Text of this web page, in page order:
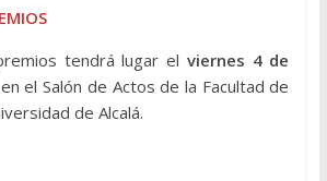
tendrá lugar el viernes 4 de
en el Salón de Actos de la Facultad de
de Alcalá.